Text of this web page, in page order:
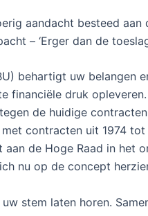
aandacht besteed
– ‘Erger dan de
behartigt uw belangen
financiële druk opleveren.
de huidige
contracten uit 1974
de Hoge Raad in
nu op de concept
stem laten horen.